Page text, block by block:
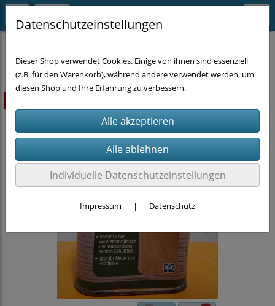
CHEMIE Holz
Datenschutzeinstellungen
Dieser Shop verwendet Cookies. Einige von ihnen sind essenziell
(z.B. für den Warenkorb), während andere verwendet werden, um
diesen Shop und Ihre Erfahrung zu verbessern.
Individuelle Datenschutzeinstellungen
Impressum | Datenschutz